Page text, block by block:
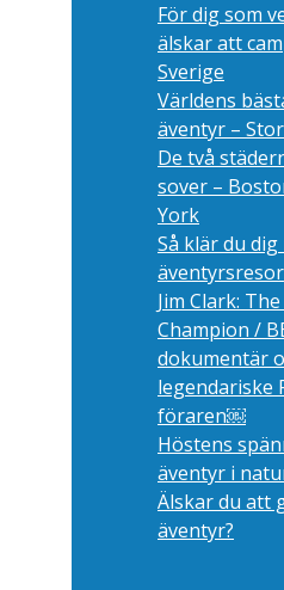
För dig som
älskar att
Sverige
Världens
äventyr –
De två
sover –
York
Så klär du
äventyrsresor
Jim Clark:
Champion /
dokumentär
legendariske
föraren￼
Höstens
äventyr i
Älskar du att
äventyr?